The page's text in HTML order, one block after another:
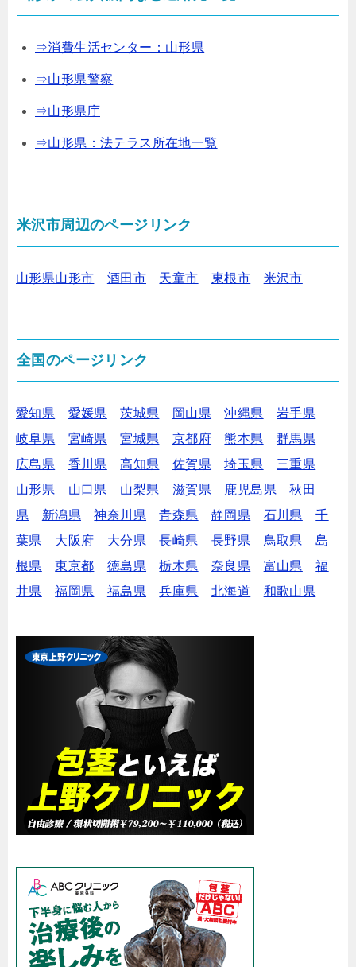
⇒消費生活センター：山形県
⇒山形県警察
⇒山形県庁
⇒山形県：法テラス所在地一覧
米沢市周辺のページリンク
山形県山形市 酒田市 天童市 東根市 米沢市
全国のページリンク
愛知県 愛媛県 茨城県 岡山県 沖縄県
岩手県
岐阜県
宮崎県 宮城県 京都府 熊本県
群馬県
広島県
香川県 高知県 佐賀県 埼玉県
三重県
山形県
山口県 山梨県 滋賀県 鹿児島県
秋田
県
新潟県 神奈川県 青森県 静岡県 石川県
千
葉県
大阪府 大分県 長崎県 長野県 鳥取県
島
根県
東京都 徳島県 栃木県 奈良県 富山県
福
井県
福岡県 福島県 兵庫県 北海道 和歌山県